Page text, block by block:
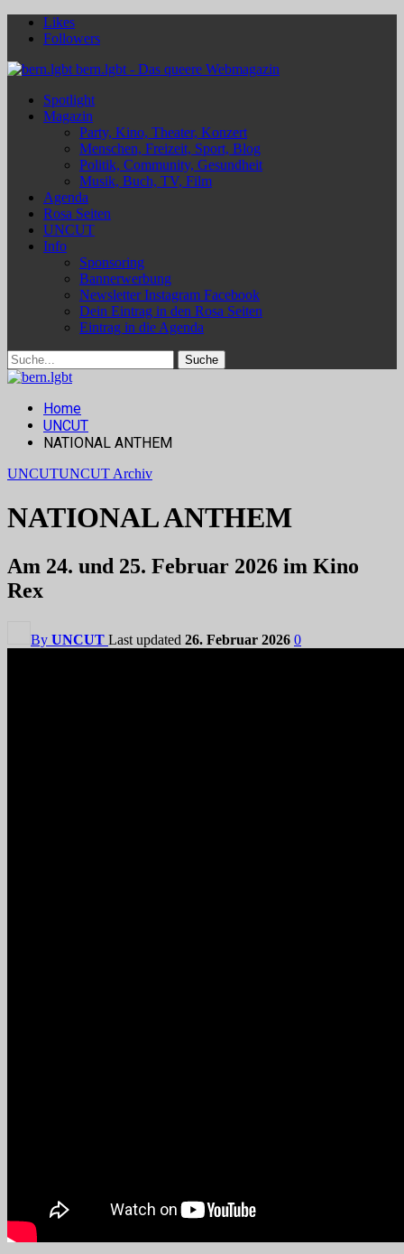
Likes
Followers
bern.lgbt - Das queere Webmagazin
Spotlight
Magazin
Party, Kino, Theater, Konzert
Menschen, Freizeit, Sport, Blog
Politik, Community, Gesundheit
Musik, Buch, TV, Film
Agenda
Rosa Seiten
UNCUT
Info
Sponsoring
Bannerwerbung
Newsletter Instagram Facebook
Dein Eintrag in den Rosa Seiten
Eintrag in die Agenda
Home
UNCUT
NATIONAL ANTHEM
UNCUTUNCUT Archiv
NATIONAL ANTHEM
Am 24. und 25. Februar 2026 im Kino
Rex
By UNCUT Last updated 26. Februar 2026 0